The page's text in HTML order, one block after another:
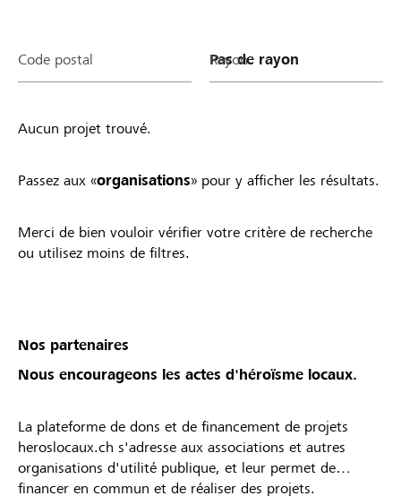
Code postal Rayon
Aucun projet trouvé.
Passez aux «organisations» pour y afficher les résultats.
Merci de bien vouloir vérifier votre critère de recherche
ou utilisez moins de filtres.
Nos partenaires
Nous encourageons les actes d'héroïsme locaux.
La plateforme de dons et de financement de projets
heroslocaux.ch s'adresse aux associations et autres
organisations d'utilité publique, et leur permet de
financer en commun et de réaliser des projets.